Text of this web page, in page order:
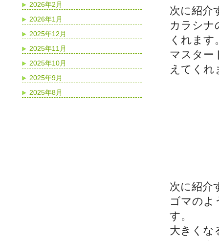
次に紹介
カラシナ
くれます
マスター
えてくれ
次に紹介
ゴマのよ
す。
大きくな
2026年2月
2026年1月
2025年12月
2025年11月
2025年10月
2025年9月
2025年8月